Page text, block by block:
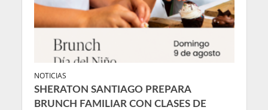
NOTICIAS
SHERATON SANTIAGO PREPARA
BRUNCH FAMILIAR CON CLASES DE